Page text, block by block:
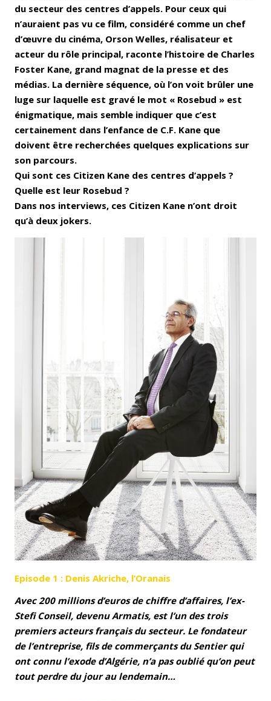
du secteur des centres d’appels. Pour ceux qui
n’auraient pas vu ce film, considéré comme un chef
d’œuvre du cinéma, Orson Welles, réalisateur et
acteur du rôle principal, raconte l’histoire de Charles
Foster Kane, grand magnat de la presse et des
médias. La dernière séquence, où l’on voit brûler une
luge sur laquelle est gravé le mot « Rosebud » est
énigmatique, mais semble indiquer que c’est
certainement dans l’enfance de C.F. Kane que
doivent être recherchées quelques explications sur
son parcours.
Qui sont ces Citizen Kane des centres d’appels ?
Quelle est leur Rosebud ?
Dans nos interviews, ces Citizen Kane n’ont droit
qu’à deux jokers.
Episode 1 : Denis Akriche, l’Oranais
Avec 200 millions d’euros de chiffre d’affaires, l’ex-
Stefi Conseil, devenu Armatis, est l’un des trois
premiers acteurs français du secteur. Le fondateur
de l’entreprise, fils de commerçants du Sentier qui
ont connu l’exode d’Algérie, n’a pas oublié qu’on peut
tout perdre du jour au lendemain…